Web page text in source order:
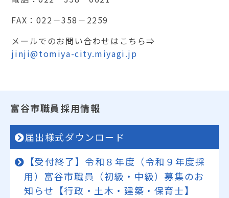
FAX：022－358－2259
メールでのお問い合わせはこちら⇒
jinji@tomiya-city.miyagi.jp
富谷市職員採用情報
届出様式ダウンロード
【受付終了】令和８年度（令和９年度採
用）富谷市職員（初級・中級）募集のお
知らせ【行政・土木・建築・保育士】